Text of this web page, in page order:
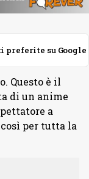
preferite su Google
Questo è il
di un anime
a
per tutta la